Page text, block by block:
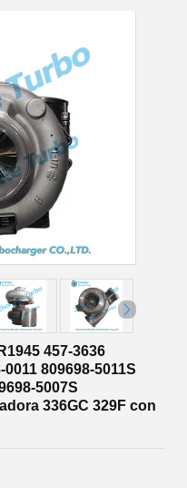
457-3636
809698-5011S
5007S
336GC 329F con